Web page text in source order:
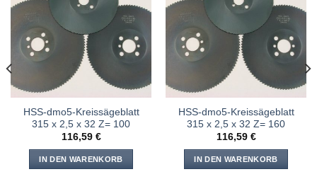
Meine
hinzufügen
HSS-dmo5-Kreissägeblatt
315 x 2,5 x 32 Z= 100
116,59 €
IN DEN WARENKORB
Meine
hinzufügen
HSS-dmo5-Kreissägeblatt
315 x 2,5 x 32 Z= 160
116,59 €
IN DEN WARENKORB